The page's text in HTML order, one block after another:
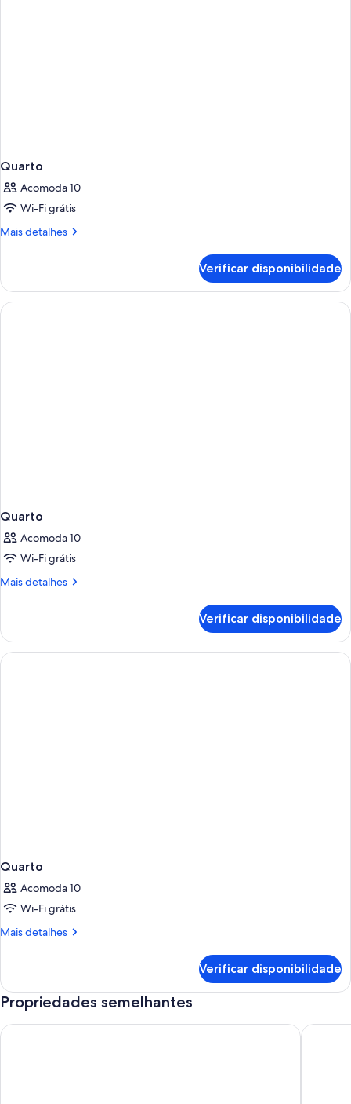
Quarto
Acomoda 10
Wi-Fi grátis
Mais detalhes
Mais
Verificar disponibilidade
Quarto
Acomoda 10
Wi-Fi grátis
Mais detalhes
Mais
Verificar disponibilidade
Quarto
Acomoda 10
Wi-Fi grátis
Mais detalhes
Mais
Verificar disponibilidade
Propriedades semelhantes
Stunning Apartment Right In Front Of The Beach! 3BR